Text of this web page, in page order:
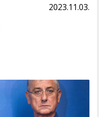
2023.11.03.